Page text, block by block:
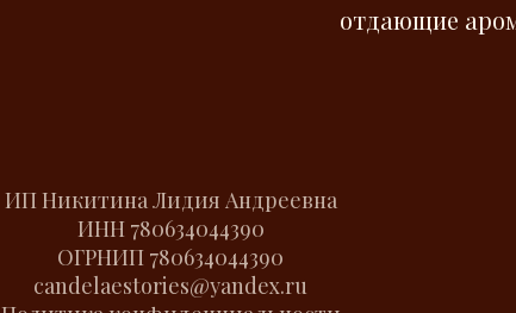
отдающие
ИП Никитина Лидия Андреевна
ИНН 780634044390
ОГРНИП 780634044390
candelaestories@yandex.ru